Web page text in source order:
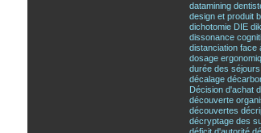
datamining
design et produit
dichotomie DIE
dissonance
distanciation face
dosage
durée des séjours
décalage
Décision d'achat
découverte
découvertes
décryptage des